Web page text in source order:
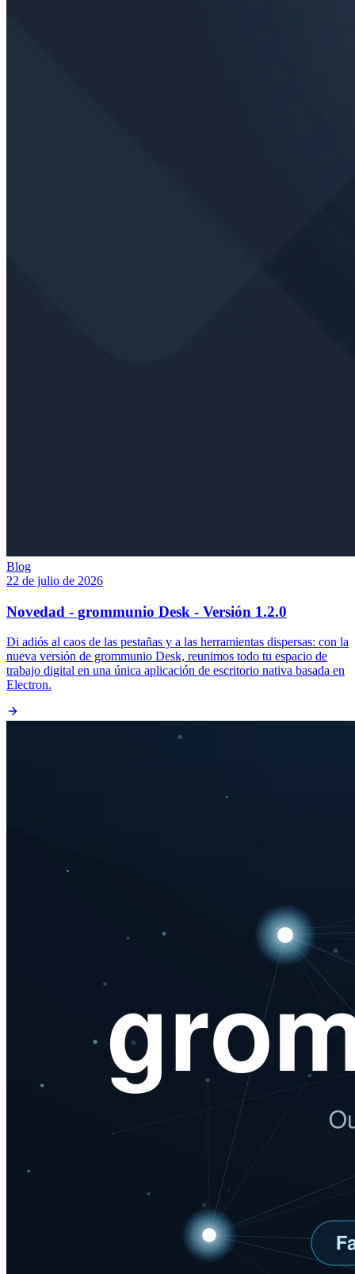
Blog
22 de julio de 2026
Novedad - grommunio Desk - Versión 1.2.0
Di adiós al caos de las pestañas y a las herramientas dispersas: con la
nueva versión de grommunio Desk, reunimos todo tu espacio de
trabajo digital en una única aplicación de escritorio nativa basada en
Electron.